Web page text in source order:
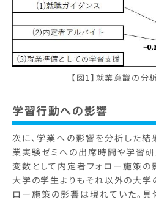
【図1】就業意識の分
学習行動への影響
次に、学業への影響を分析した結
業実験ゼミへの出席時間や学習研
変数として内定者フォロー施策の
大学の学生よりもそれ以外の大学
ロー施策の影響は現れていた。具